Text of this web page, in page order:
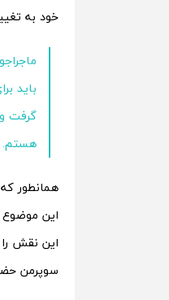
خود به
باید
گرفت
هستم.
این
این نقش
سوپرمن